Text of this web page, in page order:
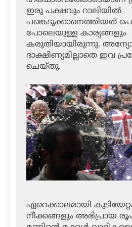
ഇരു പക്ഷവും റാലിയില്‍
പങ്കെടുക്കാനെത്തിയത്
പോലെയുള്ള കാര്യങ്ങളും
കരുതിയായിരുന്നു.
ദാക്ഷിണ്യമില്ലാതെ ഇവ
ചെയ്തു.
ഏറെക്കാലമായി
നീക്കങ്ങളും അഭിപ്രായ